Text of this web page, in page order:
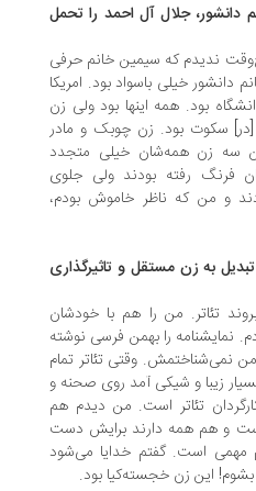
جلال آل احمد را تحمل
که سیمین خانم حرفی
خیلی باسواد بود. امریکا
همه اینها بود ولی زن
بود. زن چوبک و مادر
همه‌شان خیلی متجدد
رفته بودند ولی جلوی
که ناظر خاموش بودم،
زن مستقل و تاثیرگذاری
من را هم با خودشان
بودم. نمایشنامه را بهمن فرسی نوشته
وقتی تئاتر تمام
و شیکی آمد روی صحنه و
تئاتر است. من دیدم هم
دارند برایش دست
گفتم خدایا می‌شود
زن خجسته‌‌کیا بود.